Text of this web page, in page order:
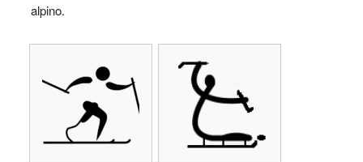
alpino.